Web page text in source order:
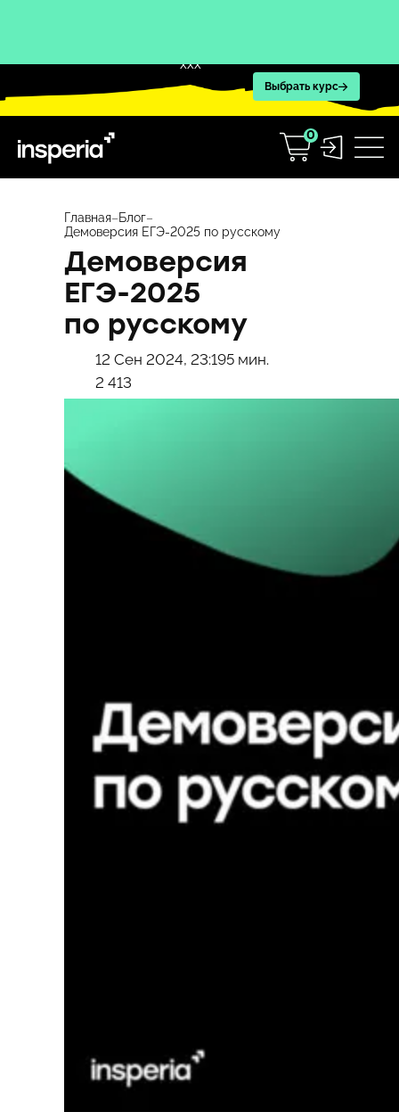
содержимому
XXX
Выбрать курс
0
Главная–Блог–
Демоверсия ЕГЭ-2025 по русскому
Демоверсия
ЕГЭ-2025
по русскому
12 Сен 2024, 23:195 мин.
2 413